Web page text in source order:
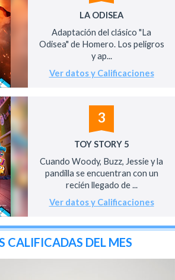
LA ODISEA
Adaptación del clásico "La
Odisea" de Homero. Los peligros
y ap...
Ver datos y Calificaciones
3
TOY STORY 5
Cuando Woody, Buzz, Jessie y la
pandilla se encuentran con un
recién llegado de ...
Ver datos y Calificaciones
CALIFICADAS DEL MES